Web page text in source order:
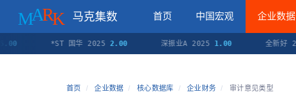
马克集数 首页 中国宏观 企业数据
*ST 国华 2025 2.00 深振业A 2025 1.00 全新好 2025
首页 / 企业数据 / 核心数据库 / 企业财务 / 审计意见类型